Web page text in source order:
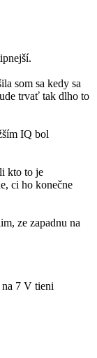
som sa kedy sa
trvať tak dlho to
IQ bol
kto to je
ci ho konečne
ze zapadnu na
na 7 V tieni